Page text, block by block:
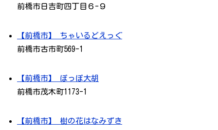
前橋市日吉町四丁目６-９
【前橋市】 ちゃいるどえっぐ
前橋市古市町569-1
【前橋市】 ぽっぽ大胡
前橋市茂木町1173-1
【前橋市】 樹の花はなみずき